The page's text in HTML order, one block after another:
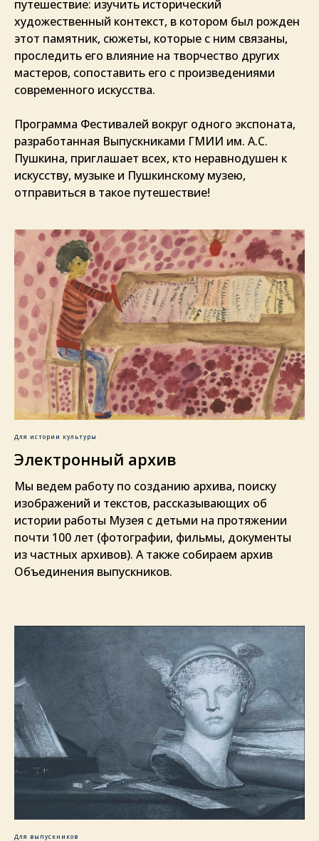
путешествие: изучить исторический
художественный контекст, в котором был рожден
этот памятник, сюжеты, которые с ним связаны,
проследить его влияние на творчество других
мастеров, сопоставить его с произведениями
современного искусства.
Программа Фестивалей вокруг одного экспоната,
разработанная Выпускниками ГМИИ им. А.С.
Пушкина, приглашает всех, кто неравнодушен к
искусству, музыке и Пушкинскому музею,
отправиться в такое путешествие!
Для истории культуры
Электронный архив
Мы ведем работу по созданию архива, поиску
изображений и текстов, рассказывающих об
истории работы Музея с детьми на протяжении
почти 100 лет (фотографии, фильмы, документы
из частных архивов). А также собираем архив
Объединения выпускников.
Для выпускников